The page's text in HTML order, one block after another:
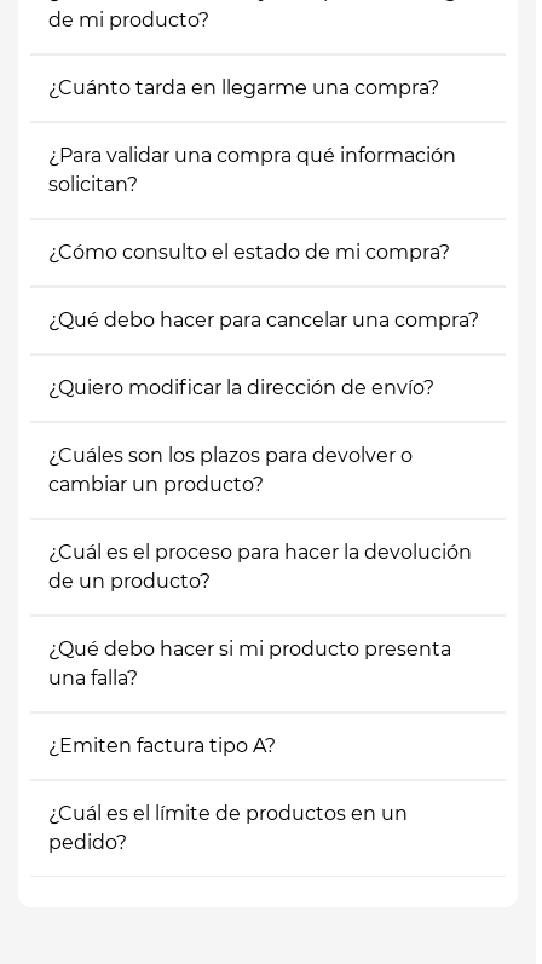
de mi producto?
¿Cuánto tarda en llegarme una compra?
¿Para validar una compra qué información
solicitan?
¿Cómo consulto el estado de mi compra?
¿Qué debo hacer para cancelar una compra?
¿Quiero modificar la dirección de envío?
¿Cuáles son los plazos para devolver o
cambiar un producto?
¿Cuál es el proceso para hacer la devolución
de un producto?
¿Qué debo hacer si mi producto presenta
una falla?
¿Emiten factura tipo A?
¿Cuál es el límite de productos en un
pedido?